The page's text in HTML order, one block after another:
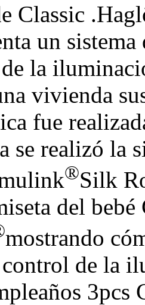
Classic
un
la
vivienda
fue
se realizó la
®Silk
del
mostrando
control de la
3pcs